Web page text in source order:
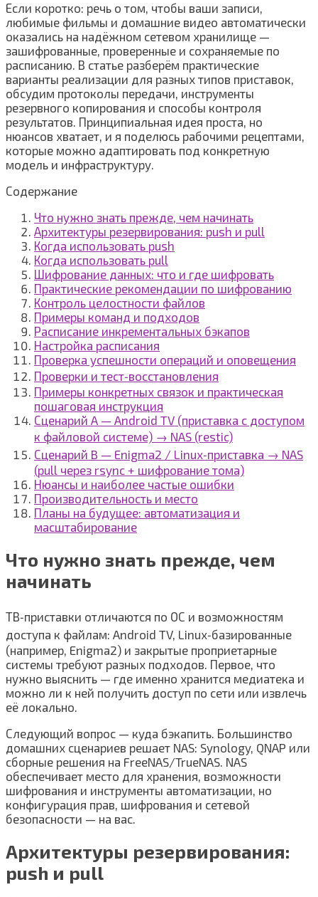
Если коротко: речь о том, чтобы ваши записи,
любимые фильмы и домашние видео автоматически
оказались на надёжном сетевом хранилище —
зашифрованные, проверенные и сохраняемые по
расписанию. В статье разберём практические
варианты реализации для разных типов приставок,
обсудим протоколы передачи, инструменты
резервного копирования и способы контроля
результатов. Принципиальная идея проста, но
нюансов хватает, и я поделюсь рабочими рецептами,
которые можно адаптировать под конкретную
модель и инфраструктуру.
Содержание
Что нужно знать прежде, чем начинать
Архитектуры резервирования: push и pull
Когда использовать push
Когда использовать pull
Шифрование данных: что и где шифровать
Практические рекомендации по шифрованию
Контроль целостности файлов
Примеры команд и подходов
Расписание инкрементальных бэкапов
Настройка расписания
Проверка успешности операций и оповещения
Проверки и тест‑восстановления
Примеры конкретных связок и практическая
пошаговая инструкция
Сценарий A — Android TV (приставка с доступом
к файловой системе) → NAS (restic)
Сценарий B — Enigma2 / Linux‑приставка → NAS
(pull через rsync + шифрование тома)
Нюансы и наиболее частые ошибки
Производительность и место
Планы на будущее: автоматизация и
масштабирование
Что нужно знать прежде, чем
начинать
ТВ‑приставки отличаются по ОС и возможностям
доступа к файлам: Android TV, Linux‑базированные
(например, Enigma2) и закрытые проприетарные
системы требуют разных подходов. Первое, что
нужно выяснить — где именно хранится медиатека и
можно ли к ней получить доступ по сети или извлечь
её локально.
Следующий вопрос — куда бэкапить. Большинство
домашних сценариев решает NAS: Synology, QNAP или
сборные решения на FreeNAS/TrueNAS. NAS
обеспечивает место для хранения, возможности
шифрования и инструменты автоматизации, но
конфигурация прав, шифрования и сетевой
безопасности — на вас.
Архитектуры резервирования:
push и pull